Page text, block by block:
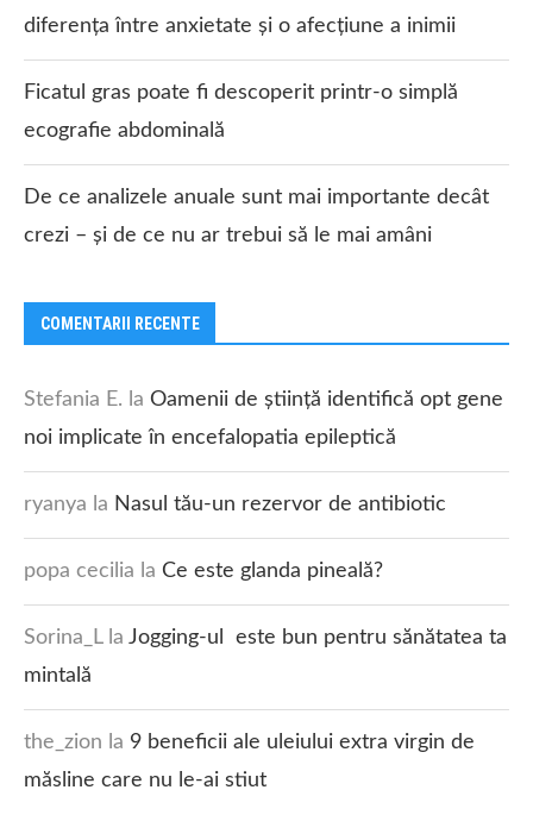
diferența între anxietate și o afecțiune a inimii
Ficatul gras poate fi descoperit printr-o simplă
ecografie abdominală
De ce analizele anuale sunt mai importante decât
crezi – și de ce nu ar trebui să le mai amâni
COMENTARII RECENTE
Stefania E. la Oamenii de știință identifică opt gene
noi implicate în encefalopatia epileptică
ryanya la Nasul tău-un rezervor de antibiotic
popa cecilia la Ce este glanda pineală?
Sorina_Lla Jogging-ul este bun pentru sănătatea ta
mintală
the_zion la 9 beneficii ale uleiului extra virgin de
măsline care nu le-ai stiut